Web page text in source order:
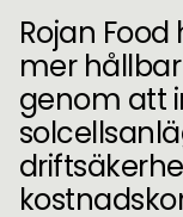
Rojan
mer
genom att